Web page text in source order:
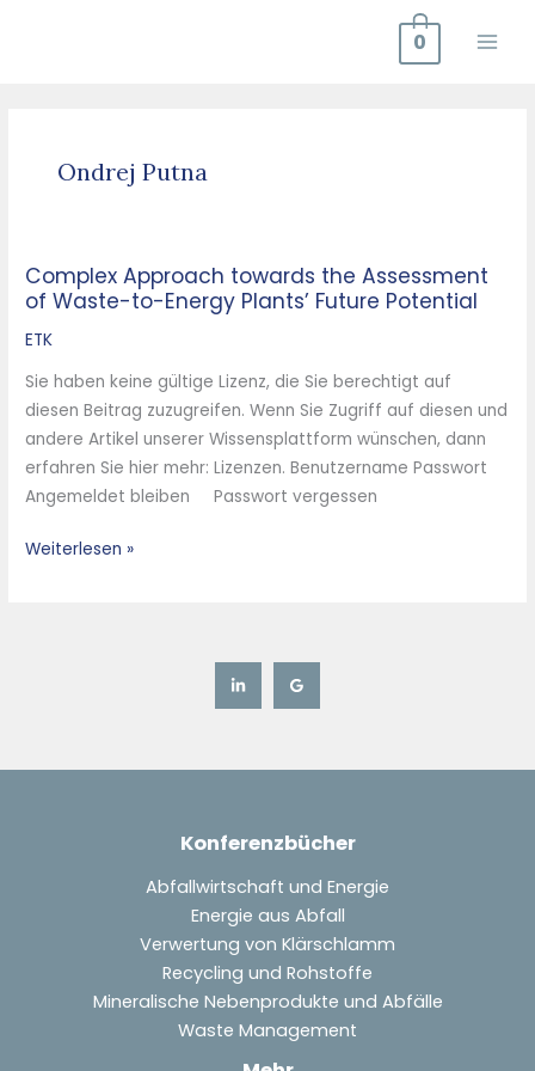
0
Ondrej Putna
Complex Approach towards the Assessment
of Waste-to-Energy Plants’ Future Potential
ETK
Sie haben keine gültige Lizenz, die Sie berechtigt auf
diesen Beitrag zuzugreifen. Wenn Sie Zugriff auf diesen und
andere Artikel unserer Wissensplattform wünschen, dann
erfahren Sie hier mehr: Lizenzen. Benutzername Passwort
Angemeldet bleiben Passwort vergessen
Complex
Approach
towards
Assessment
of
Waste-
to-
Energy
Weiterlesen »
Konferenzbücher
Abfallwirtschaft und Energie
Energie aus Abfall
Verwertung von Klärschlamm
Recycling und Rohstoffe
Mineralische Nebenprodukte und Abfälle
Waste Management